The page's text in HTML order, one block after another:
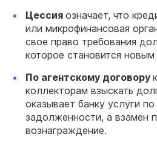
Цессия означает, что
или микрофинансовая
свое право требования
которое становится
По агентскому договору
коллекторам взыскать
оказывает банку услуги
задолженности, а взамен
вознаграждение.